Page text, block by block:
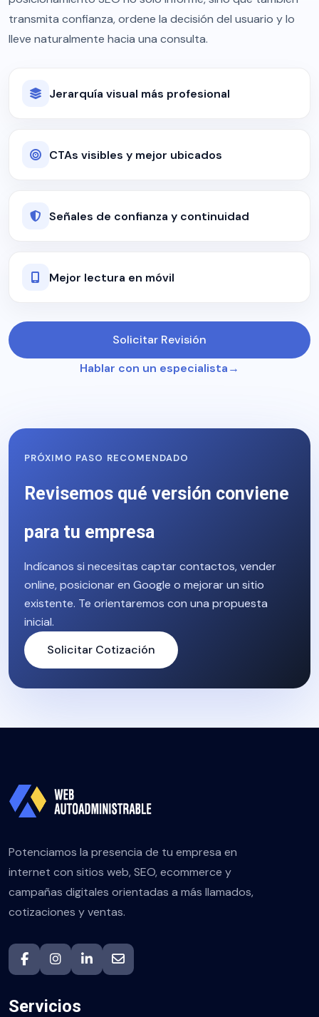
transmita confianza, ordene la decisión del usuario y lo
lleve naturalmente hacia una consulta.
Jerarquía visual más profesional
CTAs visibles y mejor ubicados
Señales de confianza y continuidad
Mejor lectura en móvil
Solicitar Revisión
Hablar con un especialista
PRÓXIMO PASO RECOMENDADO
Revisemos qué versión conviene
para tu empresa
Indícanos si necesitas captar contactos, vender
online, posicionar en Google o mejorar un sitio
existente. Te orientaremos con una propuesta
inicial.
Solicitar Cotización
Potenciamos la presencia de tu empresa en
internet con sitios web, SEO, ecommerce y
campañas digitales orientadas a más llamados,
cotizaciones y ventas.
Servicios